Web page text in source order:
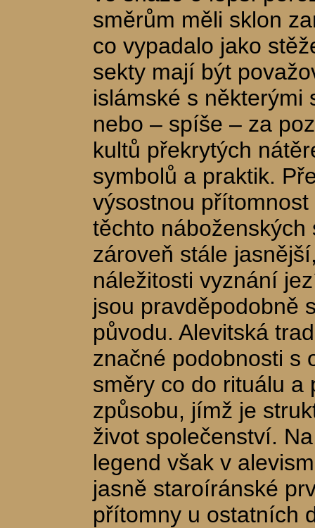
směrům měli sklon
co vypadalo jako
sekty mají být
islámské s některými
nebo – spíše – za
kultů překrytých
symbolů a praktik.
výsostnou
těchto náboženských
zároveň stále
náležitosti vyznání
jsou pravděpodobně
původu. Alevitská
značné podobnosti s
směry co do rituálu a
způsobu, jímž je
život společenství.
legend však v
jasně staroíránské
přítomny u ostatních